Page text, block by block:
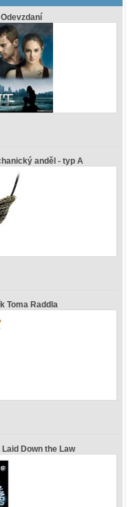
anděl - typ A
Toma Raddla
Down the Law